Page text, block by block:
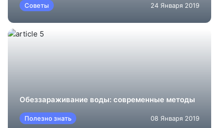
Советы 24 Января 2019
Обеззараживание воды: современные методы
Полезно знать 08 Января 2019